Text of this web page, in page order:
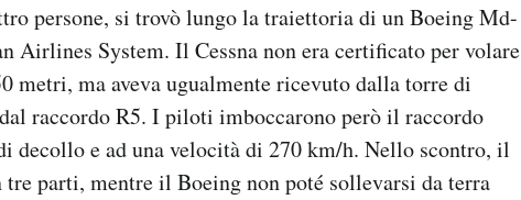
persone, si trovò lungo la traiettoria di un Boeing Md-
Airlines System. Il Cessna non era certificato per volare
metri, ma aveva ugualmente ricevuto dalla torre di
raccordo R5. I piloti imboccarono però il raccordo
decollo e ad una velocità di 270 km/h. Nello scontro, il
parti, mentre il Boeing non poté sollevarsi da terra